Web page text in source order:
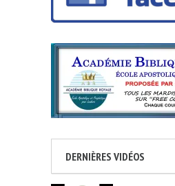
DERNIÈRES VIDÉOS